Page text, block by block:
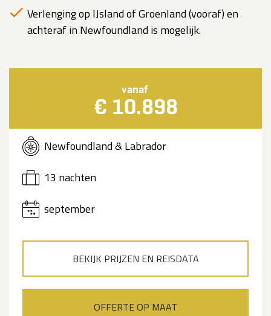
Verlenging op IJsland of Groenland (vooraf) en
achteraf in Newfoundland is mogelijk.
vanaf
€ 10.898
Newfoundland & Labrador
13 nachten
september
BEKIJK PRIJZEN EN REISDATA
OFFERTE OP MAAT